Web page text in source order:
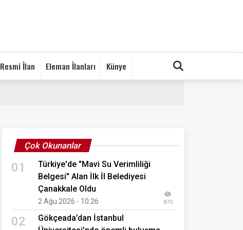
Resmi İlan Eleman İlanları Künye
Çok Okunanlar
01
Türkiye'de "Mavi Su Verimliliği
Belgesi" Alan İlk İl Belediyesi
Çanakkale Oldu
2 Ağu 2026 - 10:26 870
02
Gökçeada’dan İstanbul